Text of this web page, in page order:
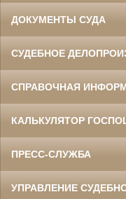
ДОКУМЕНТЫ СУДА
СУДЕБНОЕ
СПРАВОЧНАЯ
КАЛЬКУЛЯТОР
ПРЕСС-СЛУЖБА
УПРАВЛЕНИЕ